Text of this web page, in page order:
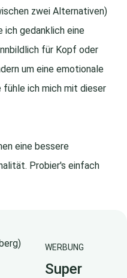
zwei Alternativen)
ich gedanklich eine
für Kopf oder
um eine emotionale
fühle ich mich mit dieser
eine bessere
Probier's einfach
WERBUNG
Super